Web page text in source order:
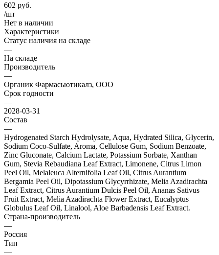
602 руб.
/шт
Нет в наличии
Характеристики
Статус наличия на складе
—
На складе
Производитель
—
Органик Фармасьютикалз, ООО
Срок годности
—
2028-03-31
Состав
—
Hydrogenated Starch Hydrolysate, Aqua, Hydrated Silica, Glycerin,
Sodium Coco-Sulfate, Aroma, Cellulose Gum, Sodium Benzoate,
Zinc Gluconate, Calcium Lactate, Potassium Sorbate, Xanthan
Gum, Stevia Rebaudiana Leaf Extract, Limonene, Citrus Limon
Peel Oil, Melaleuca Alternifolia Leaf Oil, Citrus Aurantium
Bergamia Peel Oil, Dipotassium Glycyrrhizate, Melia Azadirachta
Leaf Extract, Citrus Aurantium Dulcis Peel Oil, Ananas Sativus
Fruit Extract, Melia Azadirachta Flower Extract, Eucalyptus
Globulus Leaf Oil, Linalool, Aloe Barbadensis Leaf Extract.
Страна-производитель
—
Россия
Тип
—